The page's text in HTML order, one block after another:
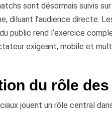
sont désormais suivis
diluant l’audience directe.
public rend l’exercice
exigeant, mobile et
du rôle
jouent un rôle central